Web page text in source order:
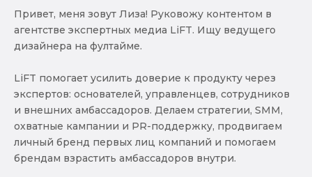
Привет, меня зовут Лиза! Руковожу контентом в
агентстве экспертных медиа LiFT. Ищу ведущего
дизайнера на фултайме.
LiFT помогает усилить доверие к продукту через
экспертов: основателей, управленцев, сотрудников
и внешних амбассадоров. Делаем стратегии, SMM,
охватные кампании и PR-поддержку, продвигаем
личный бренд первых лиц компаний и помогаем
брендам взрастить амбассадоров внутри.